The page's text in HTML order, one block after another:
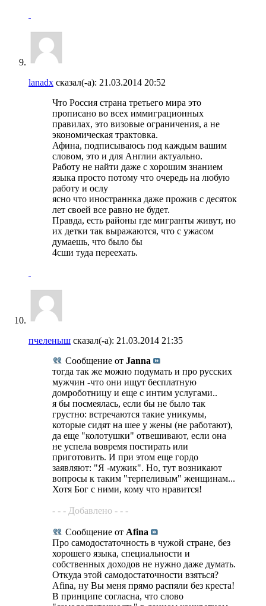
lanadx сказал(-а): 21.03.2014 20:52
Что Россия страна третьего мира это
прописано во всех иммиграционных
правилах, это визовые ограничения, а не
экономическая трактовка.
Афина, подписываюсь под каждым вашим
словом, это и для Англии актуально.
Работу не найти даже с хорошим знанием
языка просто потому что очередь на любую
работу и ослу
ясно что иностраннка даже прожив с десяток
лет своей все равно не будет.
Правда, есть районы где мигранты живут, но
их детки так выражаются, что с ужасом
думаешь, что было бы
4сши туда переехать.
пчеленыш сказал(-а): 21.03.2014 21:35
Сообщение от Janna
тогда так же можно подумать и про русских
мужчин -что они ищут бесплатную
домроботницу и еще с интим услугами..
я бы посмеялась, если бы не было так
грустно: встречаются такие уникумы,
которые сидят на шее у жены (не работают),
да еще "колотушки" отвешивают, если она
не успела вовремя постирать или
приготовить. И при этом еще гордо
заявляют: "Я -мужик". Но, тут возникают
вопросы к таким "терпеливым" женщинам...
Хотя Бог с ними, кому что нравится!
- - - Добавлено - - -
Сообщение от Afina
Про самодостаточность в чужой стране, без
хорошего языка, специальности и
собственных доходов не нужно даже думать.
Откуда этой самодостаточности взяться?
Afina, ну Вы меня прямо распяли без креста!
В принципе согласна, что слово